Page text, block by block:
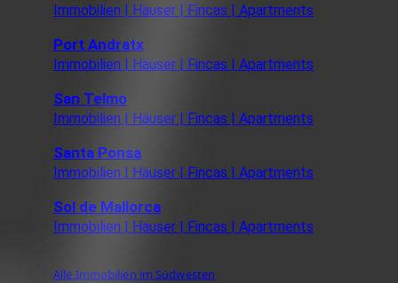
Immobilien | Häuser | Fincas | Apartments
Port Andratx
Immobilien | Häuser | Fincas | Apartments
San Telmo
Immobilien | Häuser | Fincas | Apartments
Santa Ponsa
Immobilien | Häuser | Fincas | Apartments
Sol de Mallorca
Immobilien | Häuser | Fincas | Apartments
Alle Immobilien im Südwesten